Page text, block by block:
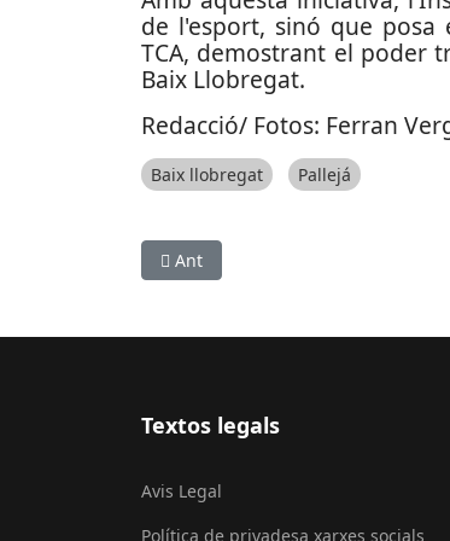
de l'esport, sinó que
TCA, demostrant el poder
Baix Llobregat.
Redacció/ Fotos: Ferran
Baix llobregat Pallejá
Article anterior: L'RCDE Stadium
Ant
Textos legals
Avis Legal
Política de privadesa xarxes socials